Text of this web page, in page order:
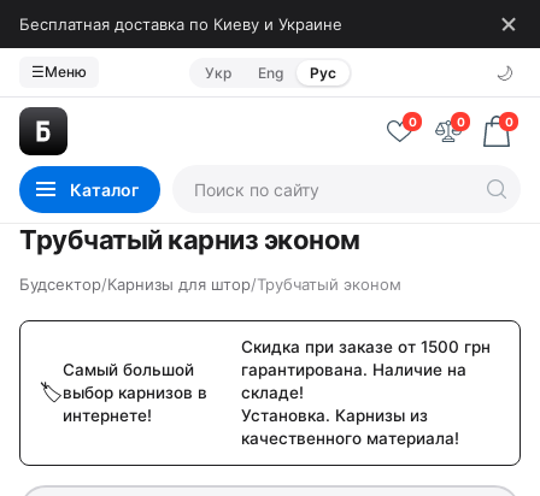
Бесплатная доставка по Киеву и Украине
☰Меню Укр Eng Рус 🌙
Каталог
0 0 0
Трубчатый карниз эконом
Будсектор/Карнизы для штор/Трубчатый эконом
Самый большой
выбор карнизов в
интернете!
Скидка при заказе от 1500 грн
гарантирована. Наличие на
складе!
Установка. Карнизы из
качественного материала!